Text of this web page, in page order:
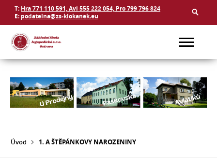
T: Hra 771 110 591, Avi 555 222 054, Pro 799 796 824
E: podatelna@zs-klokanek.eu
Úvod 1. A ŠTĚPÁNKOVY NAROZENINY